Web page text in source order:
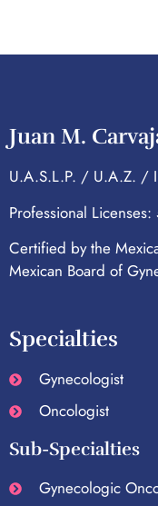
Juan M.
U.A.S.L.P. / U.A.Z. /
Professional
Certified by the
Mexican Board of
Specialties
Gynecologist
Oncologist
Sub-Specialties
Gynecologic